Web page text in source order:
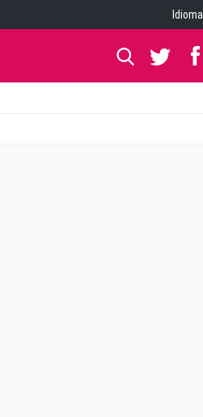
Idioma